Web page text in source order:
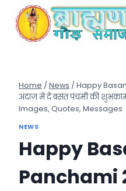
content
Home / News / Happy
अंदाज में दें बसंत पंचमी की
Images, Quotes, Messages
NEWS
Happy
Panchami